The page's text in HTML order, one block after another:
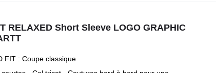
RELAXED Short Sleeve LOGO GRAPHIC
FIT : Coupe classique